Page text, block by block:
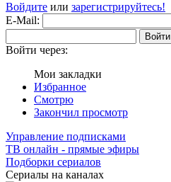
Войдите или зарегистрируйтесь!
E-Mail:
Войти
Войти через:
Мои закладки
Избранное
Смотрю
Закончил просмотр
Управление подписками
ТВ онлайн - прямые эфиры
Подборки сериалов
Сериалы на каналах